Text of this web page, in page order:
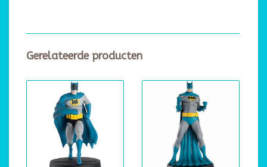
Gerelateerde producten